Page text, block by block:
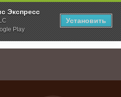
Экспресс
Play
Установить
Праздничный день в Украине